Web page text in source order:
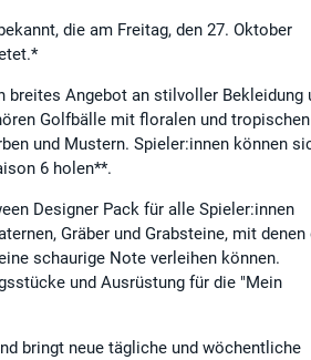
die am Freitag, den 27. Oktober
breites Angebot an stilvoller Bekleidung
Golfbälle mit floralen und tropischen
und Mustern. Spieler:innen können
6 holen**.
Designer Pack für alle Spieler:innen
Gräber und Grabsteine, mit denen
schaurige Note verleihen können.
und Ausrüstung für die "Mein
bringt neue tägliche und wöchentliche